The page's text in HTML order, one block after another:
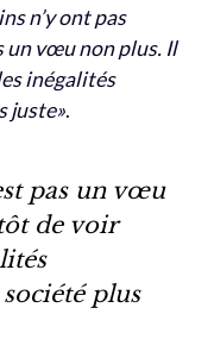
n’y ont pas
un vœu non plus. Il
inégalités
juste».
pas un vœu
de voir
plus